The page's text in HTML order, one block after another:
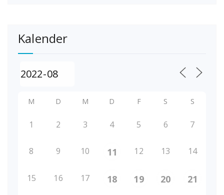
Kalender
M D M D F S S
1 2 3 4 5 6 7
8 9 10 11 12 13 14
15 16 17 18 19 20 21